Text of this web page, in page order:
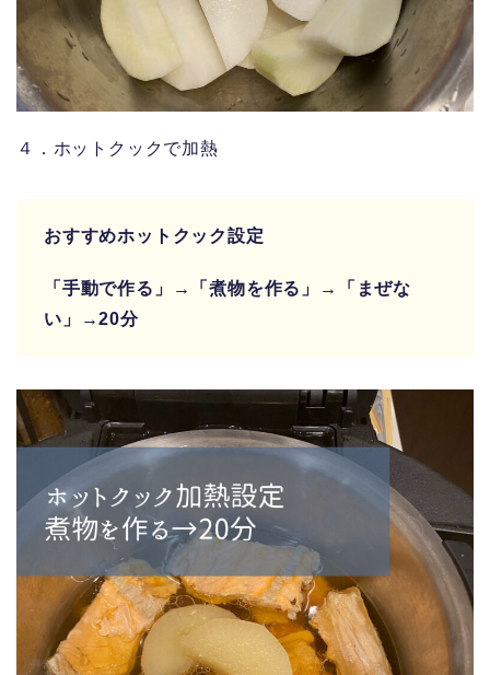
４．ホットクックで加熱
おすすめホットクック設定
「手動で作る」→「煮物を作る」→「まぜな
い」→20分